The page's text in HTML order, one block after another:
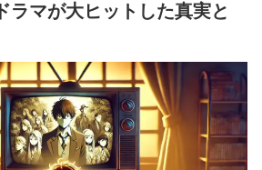
ラマが大ヒットした真実と